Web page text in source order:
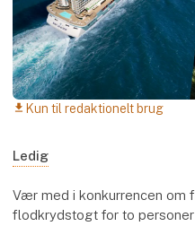
download Kun til redaktionelt brug
Ledig
Vær med i konkurrencen om
flodkrydstogt for to personer